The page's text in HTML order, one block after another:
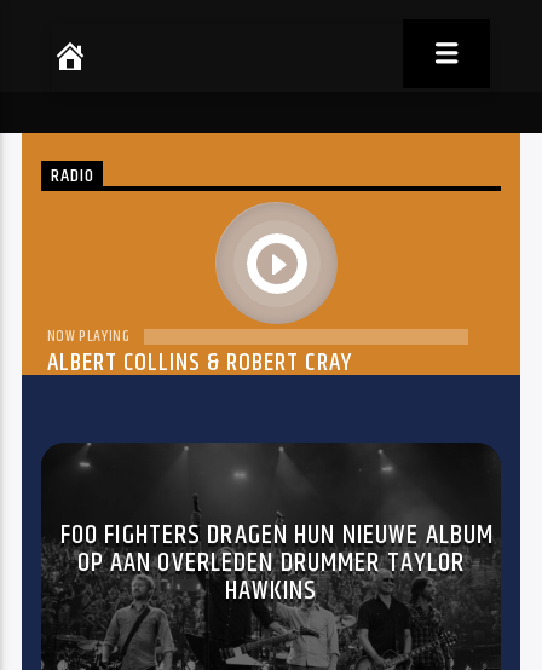
RADIO
play
NOW PLAYING
ALBERT COLLINS & ROBERT CRAY
FOO FIGHTERS DRAGEN HUN NIEUWE ALBUM
OP AAN OVERLEDEN DRUMMER TAYLOR
HAWKINS